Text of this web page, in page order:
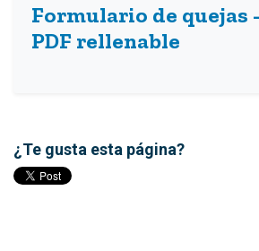
Formulario de quejas
PDF rellenable
¿Te gusta esta página?